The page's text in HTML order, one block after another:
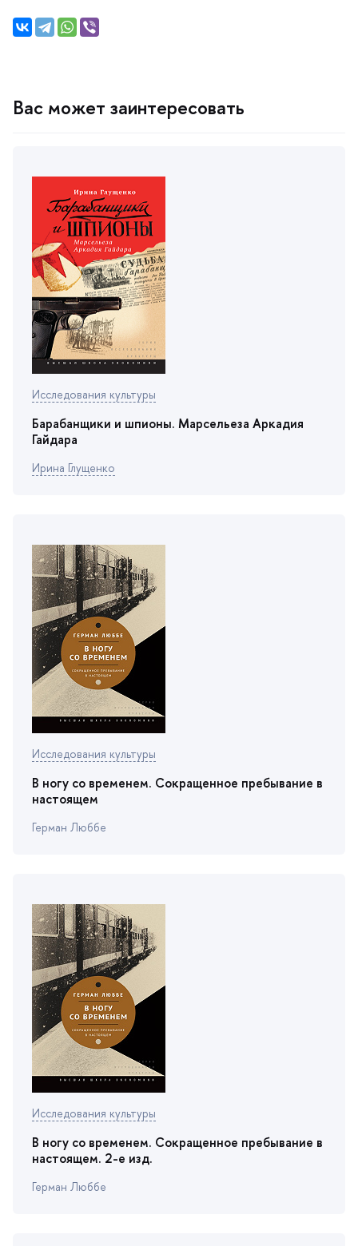
ас может заинтересовать
Исследования культуры
Барабанщики и шпионы. Марсельеза Аркадия
Гайдара
Ирина Глущенко
Исследования культуры
ногу со временем. Сокращенное пребывание
настоящем
Герман Люббе
Исследования культуры
ногу со временем. Сокращенное пребывание
настоящем. 2-е изд.
Герман Люббе